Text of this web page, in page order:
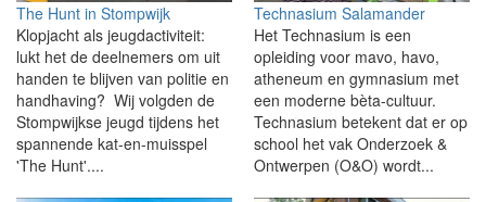
The Hunt in Stompwijk
Klopjacht als jeugdactiviteit:
lukt het de deelnemers om uit
handen te blijven van politie en
handhaving? Wij volgden de
Stompwijkse jeugd tijdens het
spannende kat-en-muisspel
'The Hunt'....
Technasium Salamander
Het Technasium is een
opleiding voor mavo, havo,
atheneum en gymnasium met
een moderne bèta-cultuur.
Technasium betekent dat er op
school het vak Onderzoek &
Ontwerpen (O&O) wordt...